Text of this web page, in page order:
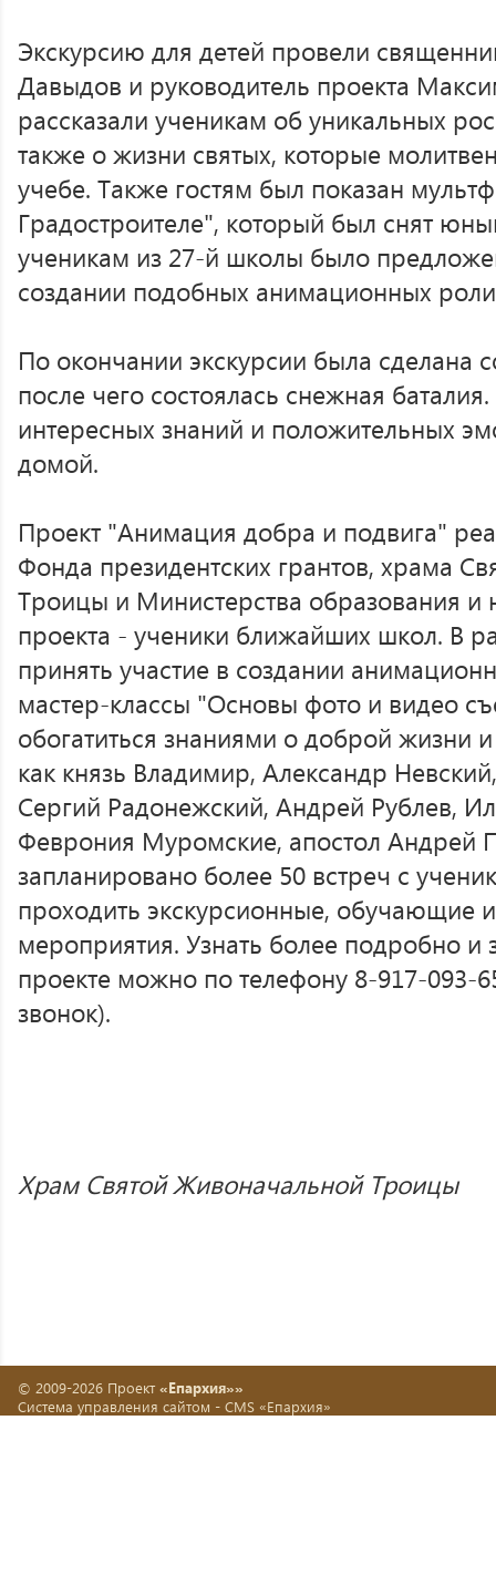
Экскурсию для детей провели
Давыдов и руководитель проекта
рассказали ученикам об уникальных
также о жизни святых, которые
учебе. Также гостям был показан
Градостроителе", который был снят
ученикам из 27-й школы было
создании подобных анимационных
По окончании экскурсии была сделана
после чего состоялась снежная
интересных знаний и положительных
домой.
Проект "Анимация добра и подвига"
Фонда президентских грантов, храма
Троицы и Министерства образования и
проекта - ученики ближайших школ. В
принять участие в создании
мастер-классы "Основы фото и видео
обогатиться знаниями о доброй жизни и
как князь Владимир, Александр
Сергий Радонежский, Андрей Рублев,
Феврония Муромские, апостол Андрей
запланировано более 50 встреч с
проходить экскурсионные, обучающие
мероприятия. Узнать более подробно и
проекте можно по телефону 8-917-093-
звонок).
Храм Святой Живоначальной Троицы
© 2009-2026 Проект «Епархия»»
Система управления сайтом - CMS «Епархия»